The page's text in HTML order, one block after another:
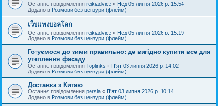
Останнє повідомлення reikiadvice « Нед 05 липня 2026 р. 15:54
Додано в Розмови без цензури (флейм)
เว็บแทงบอลโลก
Останнє повідомлення reikiadvice « Нед 05 липня 2026 р. 15:19
Додано в Розмови без цензури (флейм)
Готуємося до зими правильно: де вигідно купити все для
утеплення фасаду
Останнє повідомлення Toplinks « П'ят 03 липня 2026 р. 14:02
Додано в Розмови без цензури (флейм)
Доставка з Китаю
Останнє повідомлення persia « П'ят 03 липня 2026 р. 10:14
Додано в Розмови без цензури (флейм)